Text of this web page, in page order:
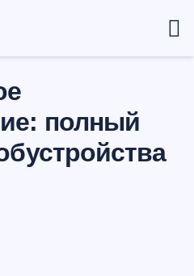
полный